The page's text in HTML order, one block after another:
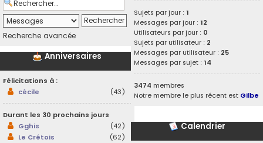
Recherche avancée
Anniversaires
Félicitations à :
cécile
(43)
Durant les 30 prochains jours
Gghis
(42)
Le Crétois
(62)
Sujets par jour :1
Messages par jour :12
Utilisateurs par jour : 0
Sujets par utilisateur : 2
Messages par utilisateur : 25
Messages par sujet :14
3474 membres
Notre membre le plus récent est Gilbe
Calendrier